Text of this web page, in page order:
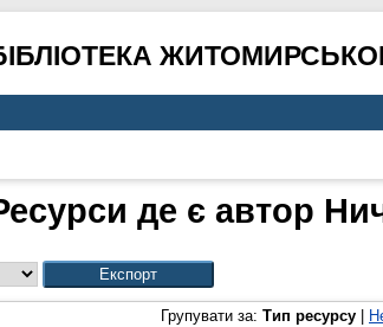
де є автор
Групувати за: Тип ресурсу